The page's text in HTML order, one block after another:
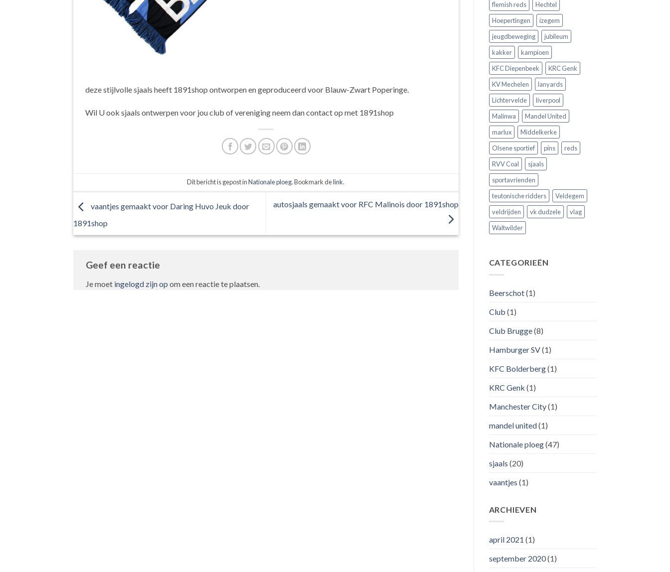
deze stijlvolle sjaals heeft 1891shop ontworpen en geproduceerd voor Blauw-Zwart Poperinge.
Wil U ook sjaals ontwerpen voor jou club of vereniging neem dan contact op met 1891shop
Dit bericht is gepost inNationale ploeg. Bookmark delink.
vaantjes gemaakt voor Daring Huvo Jeuk door
1891shop
autosjaals gemaakt voor RFC Malinois door 1891shop
Geef een reactie
Je moet ingelogd zijn op om een reactie te plaatsen.
flemish reds
Hechtel
Hoepertingen
izegem
jeugdbeweging
jubileum
kakker
kampioen
KFC Diepenbeek
KRC Genk
KV Mechelen
lanyards
Lichtervelde
liverpool
Malinwa
Mandel United
marlux
Middelkerke
Olsene sportief
pins
reds
RVV Coal
sjaals
sportavrienden
teutonische ridders
Veldegem
veldrijden
vk dudzele
vlag
Waltwilder
CATEGORIEËN
Beerschot(1)
Club (1)
Club Brugge(8)
Hamburger SV(1)
KFC Bolderberg(1)
KRC Genk (1)
Manchester City(1)
mandel united(1)
Nationale ploeg(47)
sjaals (20)
vaantjes (1)
ARCHIEVEN
april 2021 (1)
september 2020(1)